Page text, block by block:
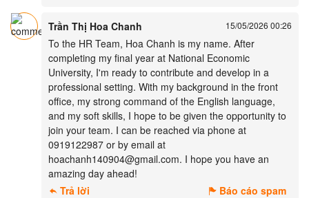
Trần Thị Hoa Chanh 15/05/2026 00:26
To the HR Team, Hoa Chanh is my name. After
completing my final year at National Economic
University, I'm ready to contribute and develop in a
professional setting. With my background in the front
office, my strong command of the English language,
and my soft skills, I hope to be given the opportunity to
join your team. I can be reached via phone at
0919122987 or by email at
hoachanh140904@gmail.com. I hope you have an
amazing day ahead!
Trả lời
Báo cáo spam